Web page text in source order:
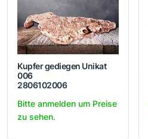
Kupfer gediegen Unikat
006
2806102006
Bitte anmelden um Preise
zu sehen.